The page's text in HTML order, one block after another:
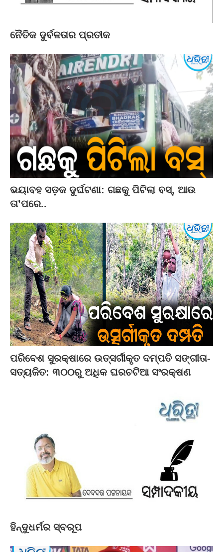
ନୈତିକ ଦୁର୍ବଳତାର ପ୍ରତୀକ
ଭୟାବହ ସଡ଼କ ଦୁର୍ଘଟଣା: ଗଛକୁ ପିଟିଲା ବସ୍‌, ଆଉ
ତା’ପରେ..
ପରିବେଶ ସୁରକ୍ଷାରେ ଉତ୍ସର୍ଗୀକୃତ ଦମ୍ପତି ସଙ୍ଗୀତା-
ସତ୍ୟଜିତ: ୩୦୦ରୁ ଅଧିକ ଘରଚଟିଆ ସଂରକ୍ଷଣ
ହିନ୍ଦୁଧର୍ମର ସ୍ବରୂପ